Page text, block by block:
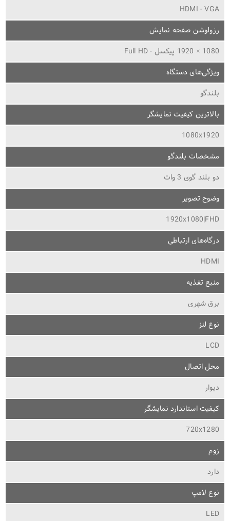
HDMI - VGA
رزولوشن صفحه نمایش
1080 × 1920 پیکسل - Full HD
ویژگی‌های دستگاه
بلندگو
بالاترین کیفیت نمایشگر
1080x1920
مشخصات بلندگو
دو بلند گوی 3 وات
وضوح تصویر
1920x1080|FHD
درگاه‌های ارتباطی
HDMI
منبع تغذیه
برق شهری
نوع لنز
LCD
محل اتصال
دیوار
کیفیت استاندارد نمایشگر
720x1280
زوم
دارد
نوع لامپ
LED